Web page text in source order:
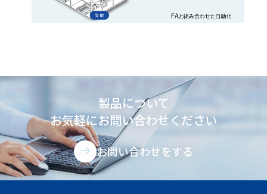
製品について
お気軽にお問い合わせください
お問い合わせをする